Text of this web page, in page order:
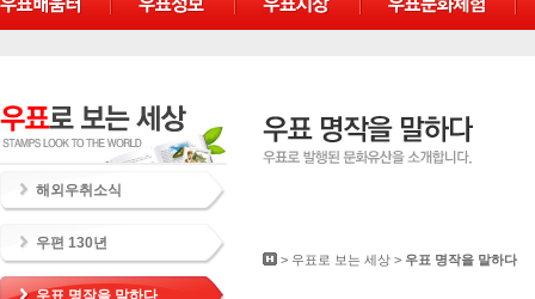
해외우취소식
우편 130년
우표 명작을 말하다
> 우표로 보는 세상 > 우표 명작을 말하다